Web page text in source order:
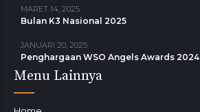
MARET 14, 2025
Bulan K3 Nasional 2025
JANUARI 20, 2025
Penghargaan WSO Angels Awards 2024
Menu Lainnya